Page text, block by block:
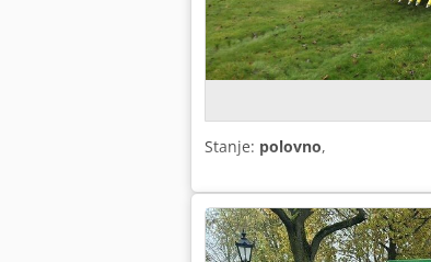
Stanje: polovno,